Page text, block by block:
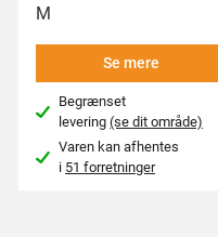
M
Se mere
Begrænset
levering(se dit område)
Varen kan afhentes
i 51 forretninger